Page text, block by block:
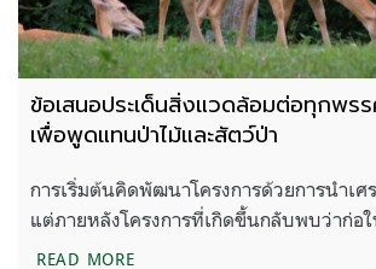
ข้อเสนอประเด็นสิ่งแวดล้อมต่อทุกพรร
เพื่อพูดแทนป่าไม้และสัตว์ป่า
การเริ่มต้นคิดพัฒนาโครงการด้วยการนำเ
แต่ภายหลังโครงการที่เกิดขึ้นกลับพบว่าก่อ
READ MOREข้อเสนอประเด็นสิ่งแวดล้อมต่อ